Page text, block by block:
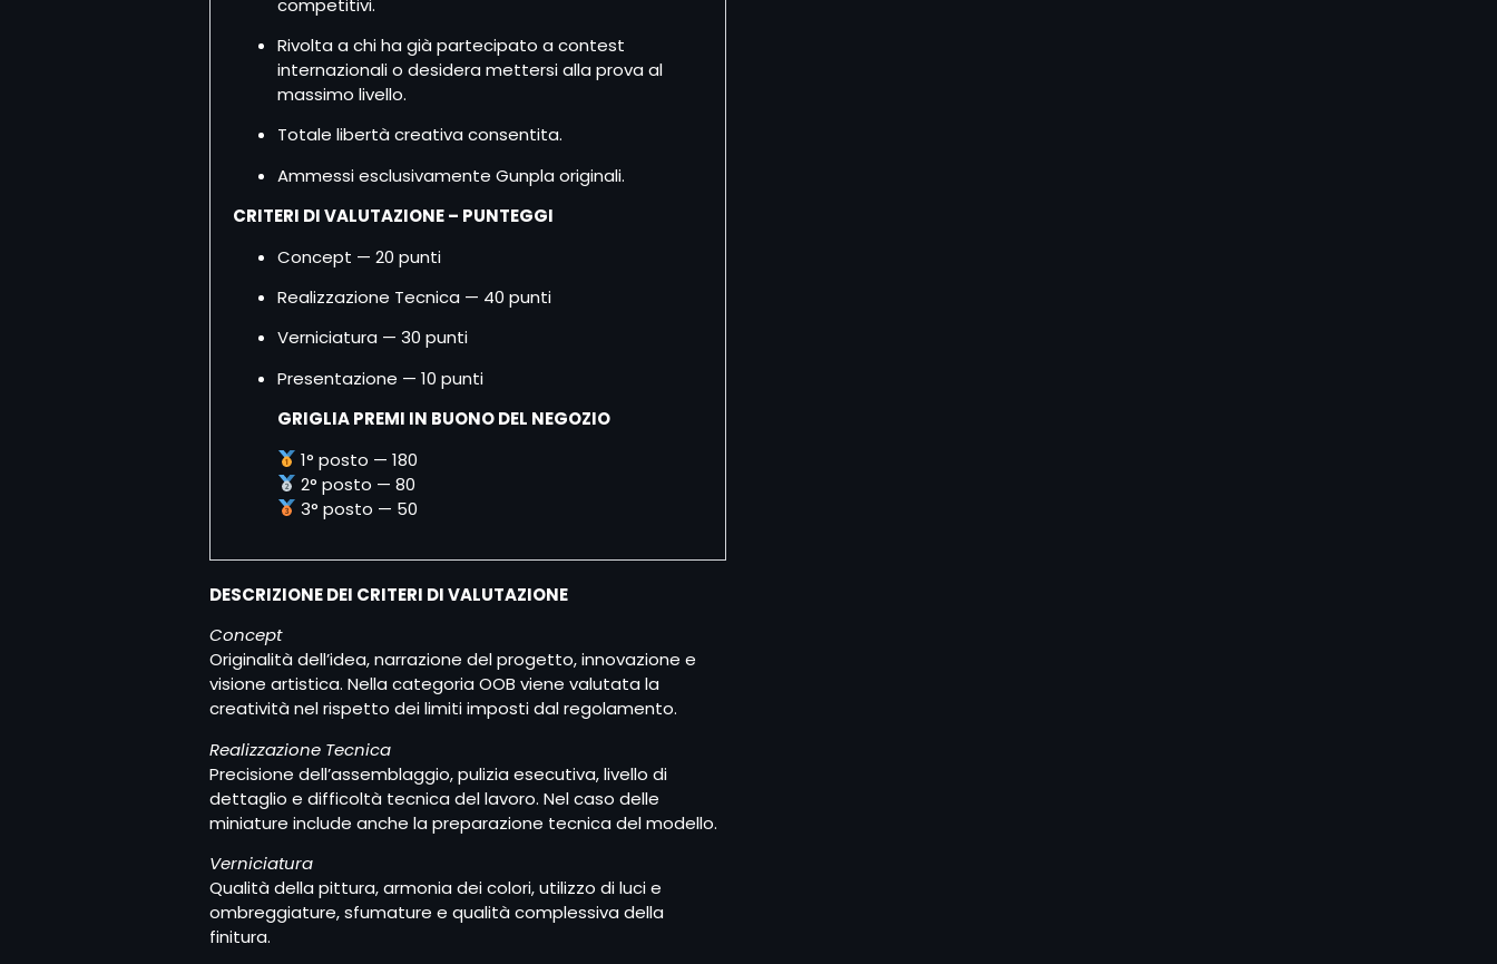
Rivolta a chi ha già partecipato a contest
internazionali o desidera mettersi alla prova al
massimo livello.
Totale libertà creativa consentita.
Ammessi esclusivamente Gunpla originali.
CRITERI DI VALUTAZIONE – PUNTEGGI
Concept — 20 punti
Realizzazione Tecnica — 40 punti
Verniciatura — 30 punti
Presentazione — 10 punti
GRIGLIA PREMI IN BUONO DEL NEGOZIO
1° posto — 180
2° posto — 80
3° posto — 50
DESCRIZIONE DEI CRITERI DI VALUTAZIONE
Concept
Originalità dell’idea, narrazione del progetto, innovazione e
visione artistica. Nella categoria OOB viene valutata la
creatività nel rispetto dei limiti imposti dal regolamento.
Realizzazione Tecnica
Precisione dell’assemblaggio, pulizia esecutiva, livello di
dettaglio e difficoltà tecnica del lavoro. Nel caso delle
miniature include anche la preparazione tecnica del modello.
Verniciatura
Qualità della pittura, armonia dei colori, utilizzo di luci e
ombreggiature, sfumature e qualità complessiva della
finitura.